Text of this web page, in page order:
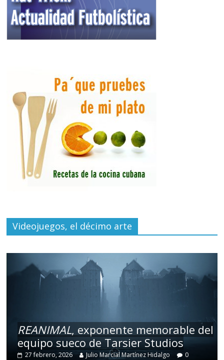
Videojuegos, el décimo arte
REANIMAL, exponente memorable del
equipo sueco de Tarsier Studios
27 febrero, 2026 Julio Marcial Martínez Hidalgo 0